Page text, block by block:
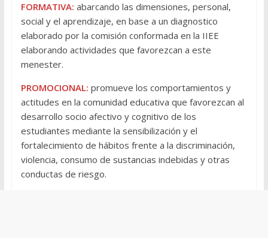
FORMATIVA: abarcando las dimensiones, personal,
social y el aprendizaje, en base a un diagnostico
elaborado por la comisión conformada en la IIEE
elaborando actividades que favorezcan a este
menester.
PROMOCIONAL: promueve los comportamientos y
actitudes en la comunidad educativa que favorezcan al
desarrollo socio afectivo y cognitivo de los
estudiantes mediante la sensibilización y el
fortalecimiento de hábitos frente a la discriminación,
violencia, consumo de sustancias indebidas y otras
conductas de riesgo.